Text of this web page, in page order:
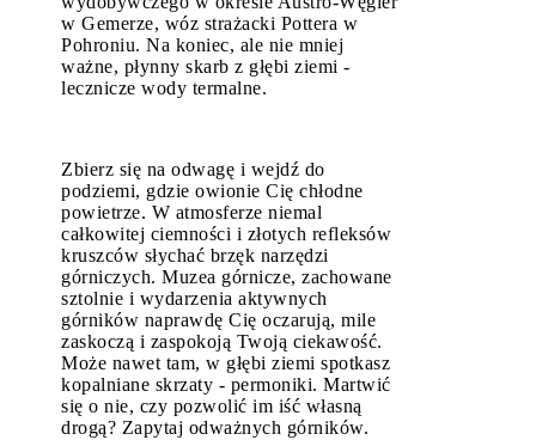
w Gemerze, wóz strażacki Pottera w
Pohroniu. Na koniec, ale nie mniej
ważne, płynny skarb z głębi ziemi -
lecznicze wody termalne.
Zbierz się na odwagę i wejdź do
podziemi, gdzie owionie Cię chłodne
powietrze. W atmosferze niemal
całkowitej ciemności i złotych refleksów
kruszców słychać brzęk narzędzi
górniczych. Muzea górnicze, zachowane
sztolnie i wydarzenia aktywnych
górników naprawdę Cię oczarują, mile
zaskoczą i zaspokoją Twoją ciekawość.
Może nawet tam, w głębi ziemi spotkasz
kopalniane skrzaty - permoniki. Martwić
się o nie, czy pozwolić im iść własną
drogą? Zapytaj odważnych górników.